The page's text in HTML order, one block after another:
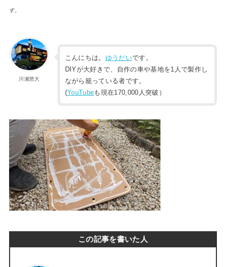
す。
川瀬悠大
こんにちは。 ゆうだいです。
DIYが大好きで、自作の車や基地を1人で製作し
ながら籠っている者です。
(YouTubeも現在170,000人突破）
この記事を書いた人